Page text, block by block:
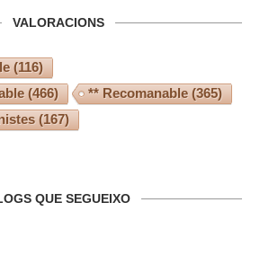
VALORACIONS
(116)
(466) ** Recomanable(365)
(167)
QUE SEGUEIXO